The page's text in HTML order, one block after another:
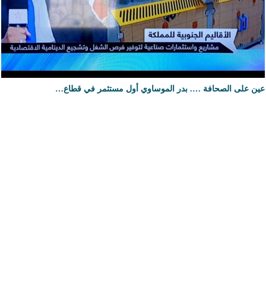
عين على الصحافة …. بدر الموساوي أول مستثمر في قطاع…